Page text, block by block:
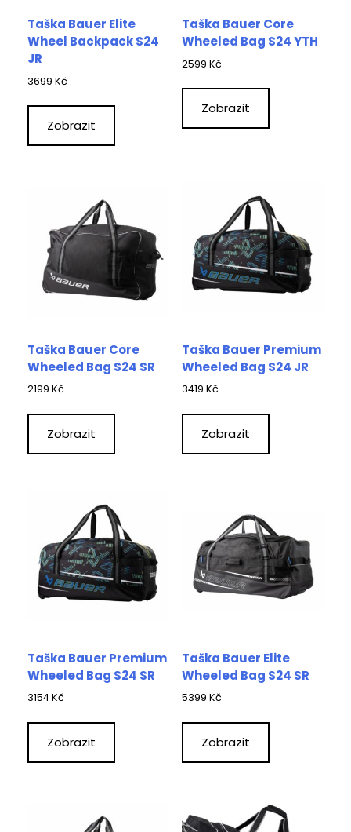
Taška Bauer Elite
Wheel Backpack S24
JR
3699 Kč
Zobrazit
Taška Bauer Core
Wheeled Bag S24 YTH
2599 Kč
Zobrazit
Taška Bauer Core
Wheeled Bag S24 SR
2199 Kč
Zobrazit
Taška Bauer Premium
Wheeled Bag S24 JR
3419 Kč
Zobrazit
Taška Bauer Premium
Wheeled Bag S24 SR
3154Kč
Zobrazit
Taška Bauer Elite
Wheeled Bag S24 SR
5399 Kč
Zobrazit